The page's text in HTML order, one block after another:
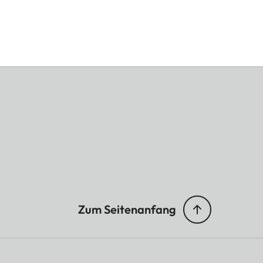
Zum Seitenanfang